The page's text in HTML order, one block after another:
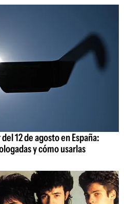
12 de agosto en España:
y cómo usarlas